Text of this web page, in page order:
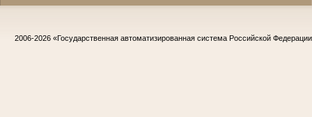
2006-2026 «Государственная автоматизированная система Российской